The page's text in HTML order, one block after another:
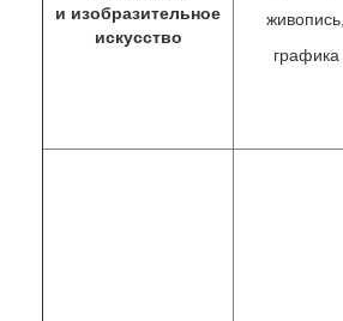
и изобразительное
искусство
живопись,
графика